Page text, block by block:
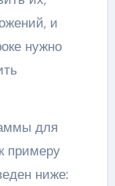
и
нужно
для
примеру
ниже: